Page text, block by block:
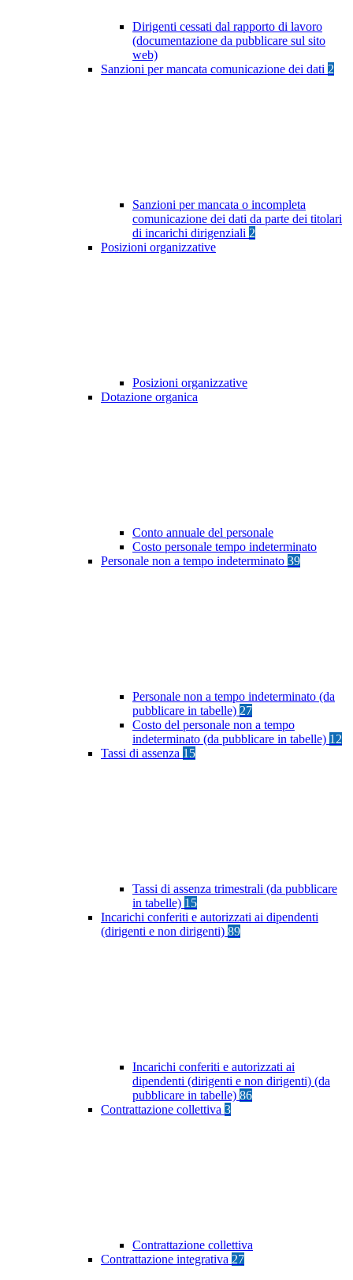
Dirigenti cessati dal rapporto di lavoro
(documentazione da pubblicare sul sito
web)
Sanzioni per mancata comunicazione dei dati 2
Sanzioni per mancata o incompleta
comunicazione dei dati da parte dei titolari
di incarichi dirigenziali 2
Posizioni organizzative
Posizioni organizzative
Dotazione organica
Conto annuale del personale
Costo personale tempo indeterminato
Personale non a tempo indeterminato 39
Personale non a tempo indeterminato (da
pubblicare in tabelle) 27
Costo del personale non a tempo
indeterminato (da pubblicare in tabelle) 12
Tassi di assenza 15
Tassi di assenza trimestrali (da pubblicare
in tabelle) 15
Incarichi conferiti e autorizzati ai dipendenti
(dirigenti e non dirigenti) 89
Incarichi conferiti e autorizzati ai
dipendenti (dirigenti e non dirigenti) (da
pubblicare in tabelle) 86
Contrattazione collettiva 3
Contrattazione collettiva
Contrattazione integrativa 27